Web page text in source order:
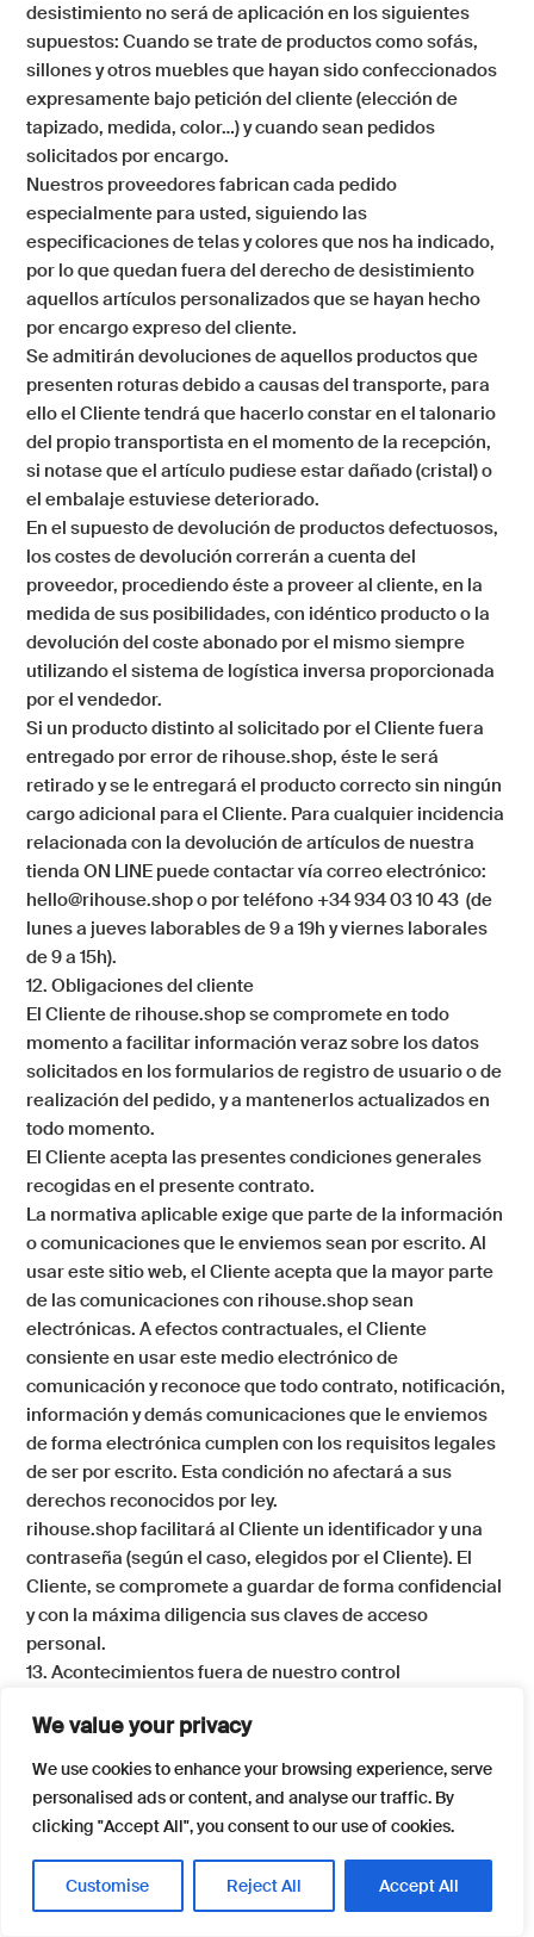
We value your privacy
We use cookies to enhance your browsing experience, serve
personalised ads or content, and analyse our traffic. By
clicking "Accept All", you consent to our use of cookies.
Customise Reject All Accept All
desistimiento no será de aplicación en los siguientes
supuestos: Cuando se trate de productos como sofás,
sillones y otros muebles que hayan sido confeccionados
expresamente bajo petición del cliente (elección de
tapizado, medida, color…) y cuando sean pedidos
solicitados por encargo.
Nuestros proveedores fabrican cada pedido
especialmente para usted, siguiendo las
especificaciones de telas y colores que nos ha indicado,
por lo que quedan fuera del derecho de desistimiento
aquellos artículos personalizados que se hayan hecho
por encargo expreso del cliente.
Se admitirán devoluciones de aquellos productos que
presenten roturas debido a causas del transporte, para
ello el Cliente tendrá que hacerlo constar en el talonario
del propio transportista en el momento de la recepción,
si notase que el artículo pudiese estar dañado (cristal) o
el embalaje estuviese deteriorado.
En el supuesto de devolución de productos defectuosos,
los costes de devolución correrán a cuenta del
proveedor, procediendo éste a proveer al cliente, en la
medida de sus posibilidades, con idéntico producto o la
devolución del coste abonado por el mismo siempre
utilizando el sistema de logística inversa proporcionada
por el vendedor.
Si un producto distinto al solicitado por el Cliente fuera
entregado por error de rihouse.shop, éste le será
retirado y se le entregará el producto correcto sin ningún
cargo adicional para el Cliente. Para cualquier incidencia
relacionada con la devolución de artículos de nuestra
tienda ON LINE puede contactar vía correo electrónico:
hello@rihouse.shop o por teléfono +34 934 03 10 43 (de
lunes a jueves laborables de 9 a 19h y viernes laborales
de 9 a 15h).
12. Obligaciones del cliente
El Cliente de rihouse.shopse compromete en todo
momento a facilitar información veraz sobre los datos
solicitados en los formularios de registro de usuario o de
realización del pedido, y a mantenerlos actualizados en
todo momento.
El Cliente acepta las presentes condiciones generales
recogidas en el presente contrato.
La normativa aplicable exige que parte de la información
o comunicaciones que le enviemos sean por escrito. Al
usar este sitio web, el Cliente acepta que la mayor parte
de las comunicaciones con rihouse.shopsean
electrónicas. A efectos contractuales, el Cliente
consiente en usar este medio electrónico de
comunicación y reconoce que todo contrato, notificación,
información y demás comunicaciones que le enviemos
de forma electrónica cumplen con los requisitos legales
de ser por escrito. Esta condición no afectará a sus
derechos reconocidos por ley.
rihouse.shopfacilitará al Cliente un identificador y una
contraseña (según el caso, elegidos por el Cliente). El
Cliente, se compromete a guardar de forma confidencial
y con la máxima diligencia sus claves de acceso
personal.
13. Acontecimientos fuera de nuestro control
retraso en el cumplimiento de alguna de las obligaciones
que asumamos al amparo de un Contrato, cuya causa se
deba a acontecimientos que están fuera de nuestro
control razonable («Causa de Fuerza Mayor»).
acontecimiento, falta de ejercicio, omisión o accidente
que esté fuera de nuestro control razonable e incluirán